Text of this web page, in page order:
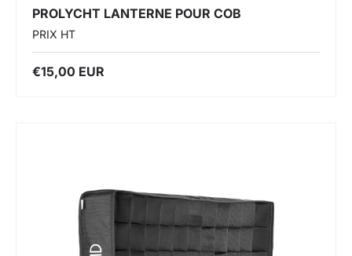
PROLYCHT LANTERNE POUR COB
PRIX HT
€15,00 EUR